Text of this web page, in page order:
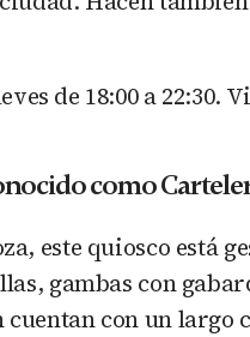
de 18:00 a 22:30.
como
este quiosco está
gambas con
con un largo